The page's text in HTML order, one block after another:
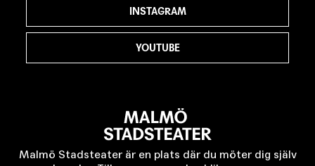
Malmö Stadsteater är en plats där du möter dig själv
INSTAGRAM
YOUTUBE